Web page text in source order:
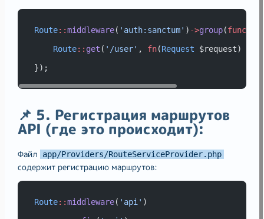
Route::middleware( 'auth:sanctum' ) ->group(
Route:: get ( '/user' , fn(Request $request) =>
});
📌 5. Регистрация маршрутов
API (где это происходит):
Файл app/Providers/RouteServiceProvider.php
содержит регистрацию маршрутов:
Route::middleware( 'api' )